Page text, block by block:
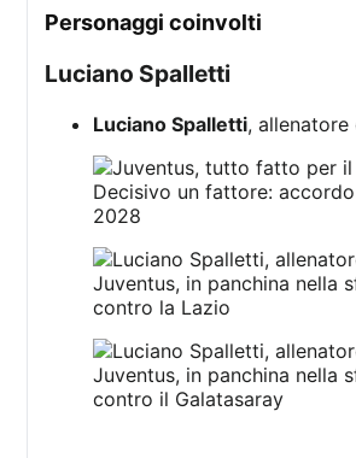
personaggi coinvolti
Luciano Spalletti
Luciano Spalletti, allenatore